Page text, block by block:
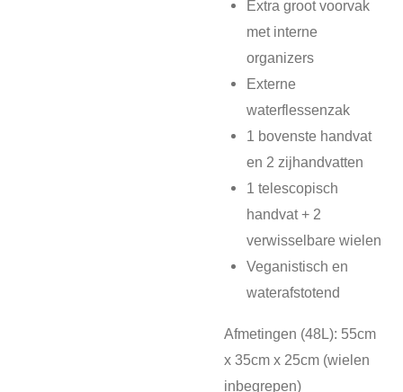
Extra groot voorvak
met interne
organizers
Externe
waterflessenzak
1 bovenste handvat
en 2 zijhandvatten
1 telescopisch
handvat + 2
verwisselbare wielen
Veganistisch en
waterafstotend
Afmetingen (48L): 55cm
x 35cm x 25cm (wielen
inbegrepen)